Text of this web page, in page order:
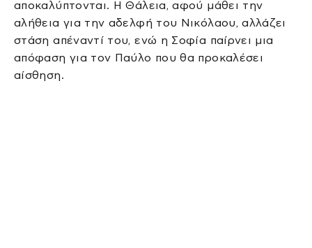
αποκαλύπτονται. Η Θάλεια, αφού μάθει την
αλήθεια για την αδελφή του Νικόλαου, αλλάζει
στάση απέναντί του, ενώ η Σοφία παίρνει μια
απόφαση για τον Παύλο που θα προκαλέσει
αίσθηση.